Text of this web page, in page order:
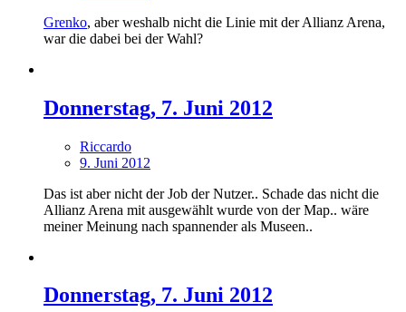
Grenko, aber weshalb nicht die Linie mit der Allianz Arena,
war die dabei bei der Wahl?
Donnerstag, 7. Juni 2012
Riccardo
9. Juni 2012
Das ist aber nicht der Job der Nutzer.. Schade das nicht die
Allianz Arena mit ausgewählt wurde von der Map.. wäre
meiner Meinung nach spannender als Museen..
Donnerstag, 7. Juni 2012